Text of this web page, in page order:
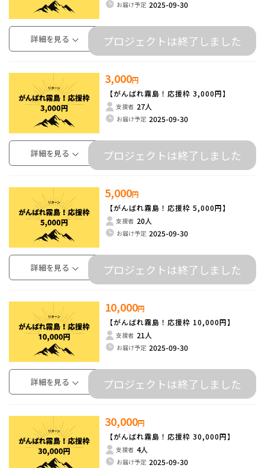
お届け予定 2025-09-30
詳細を見る プロジェクトは終了しました
3,000円
【がんばれ霧島！応援枠 3,000円】
支援者 27人
お届け予定 2025-09-30
詳細を見る プロジェクトは終了しました
5,000円
【がんばれ霧島！応援枠 5,000円】
支援者 20人
お届け予定 2025-09-30
詳細を見る プロジェクトは終了しました
10,000円
【がんばれ霧島！応援枠 10,000円】
支援者 21人
お届け予定 2025-09-30
詳細を見る プロジェクトは終了しました
30,000円
【がんばれ霧島！応援枠 30,000円】
支援者 4人
お届け予定 2025-09-30